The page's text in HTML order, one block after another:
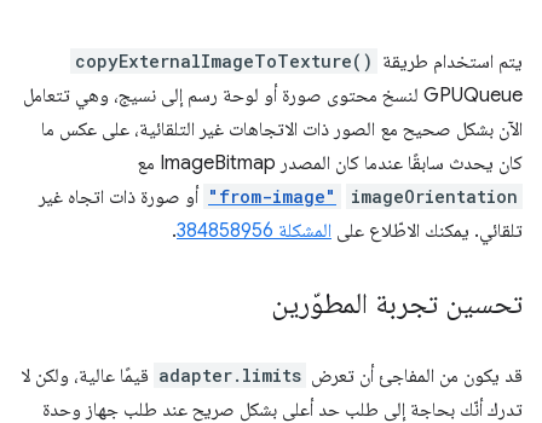
يتم استخدام طريقة copyExternalImageToTexture()
GPUQueue لنسخ محتوى صورة أو لوحة رسم إلى نسيج، وهي تتعامل
الآن بشكل صحيح مع الصور ذات الاتجاهات غير التلقائية، على عكس ما
كان يحدث سابقًا عندما كان المصدر ImageBitmap مع
imageOrientation
"from-image" أو صورة ذات اتجاه غير
تلقائي. يمكنك الاطّلاع على المشكلة 384858956 .
تحسين تجربة المطوّرين
قد يكون من المفاجئ أن تعرض adapter.limits قيمًا عالية، ولكن لا
تدرك أنّك بحاجة إلى طلب حد أعلى بشكل صريح عند طلب جهاز وحدة